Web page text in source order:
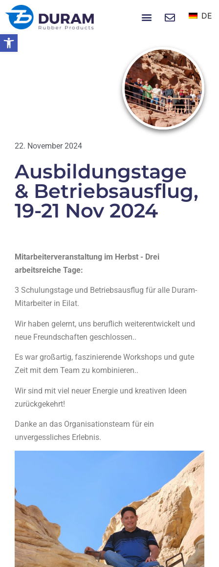
Symbolleiste öffnen
DE
22. November 2024
Ausbildungstage
& Betriebsausflug,
19-21 Nov 2024
Mitarbeiterveranstaltung im Herbst - Drei
arbeitsreiche Tage:
3 Schulungstage und Betriebsausflug für alle Duram-
Mitarbeiter in Eilat.
Wir haben gelernt, uns beruflich weiterentwickelt und
neue Freundschaften geschlossen..
Es war großartig, faszinierende Workshops und gute
Zeit mit dem Team zu kombinieren..
Wir sind mit viel neuer Energie und kreativen Ideen
zurückgekehrt!
Danke an das Organisationsteam für ein
unvergessliches Erlebnis.